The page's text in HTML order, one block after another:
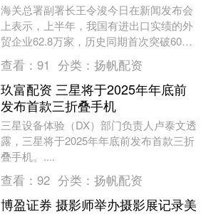
海关总署副署长王令浚今日在新闻发布会
上表示，上半年，我国有进出口实绩的外
贸企业62.8万家，历史同期首次突破60万
家，较去年同期增加了4.3万家。其中，民
营企业....
查看： 91 分类： 扬帆配资
玖富配资 三星将于2025年年底前
发布首款三折叠手机
三星设备体验（DX）部门负责人卢泰文透
露，三星将于2025年年底前发布首款三折
叠手机。....
查看： 92 分类： 扬帆配资
博盈证券 摄影师举办摄影展记录美